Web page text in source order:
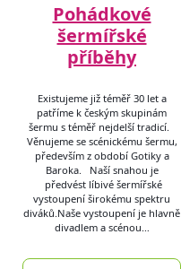
Pohádkové
šermířské
příběhy
​​Existujeme již téměř 30 let a
patříme k českým skupinám
šermu s téměř nejdelší tradicí.
Věnujeme se scénickému šermu,
především z období Gotiky a
Baroka. Naší snahou je
předvést líbivé šermířské
vystoupení širokému spektru
diváků.​ Naše vystoupení je hlavně
divadlem a scénou…